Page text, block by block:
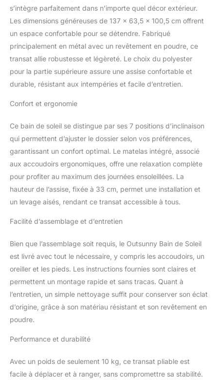
pour les saisons à venir.
maille, notre chaise
longue est idéale pour la
terrasse, la véranda, le
jardin et la piscine
CONCEPTION
longue d'extérieur se plie
terrasse ou dans le coffre
d'une voiture, ce qui la
rend idéale pour les
ET APPUI-TÊTE INCLUS :
Ce fauteuil inclinable
d'extérieur est équipé
d'un coussin et d'un
rembourrés de coton 3D
un meilleur maintien. Le
fauteuil à l'aide de
sangles afin d'éviter qu'il
ne bouge
SPÉCIFICATIONS :
verticale : 137L x 63,5l x
cm. Capacité de charge :
165 kg
s’intègre parfaitement dans n’importe quel décor extérieur.
Les dimensions généreuses de 137 x 63,5 x 100,5 cm offrent
un espace confortable pour se détendre. Fabriqué
principalement en métal avec un revêtement en poudre, ce
transat allie robustesse et légèreté. Le choix du polyester
pour la partie supérieure assure une assise confortable et
durable, résistant aux intempéries et facile d’entretien.
Confort et ergonomie
Ce bain de soleil se distingue par ses 7 positions d’inclinaison
qui permettent d’ajuster le dossier selon vos préférences,
garantissant un confort optimal. Le matelas intégré, associé
aux accoudoirs ergonomiques, offre une relaxation complète
pour profiter au maximum des journées ensoleillées. La
hauteur de l’assise, fixée à 33 cm, permet une installation et
un levage aisés, rendant ce transat accessible à tous.
Facilité d’assemblage et d’entretien
Bien que l’assemblage soit requis, le Outsunny Bain de Soleil
est livré avec tout le nécessaire, y compris les accoudoirs, un
oreiller et les pieds. Les instructions fournies sont claires et
permettent un montage rapide et sans tracas. Quant à
l’entretien, un simple nettoyage suffit pour conserver son éclat
d’origine, grâce à son matériau résistant et son revêtement en
poudre.
Performance et durabilité
Avec un poids de seulement 10 kg, ce transat pliable est
facile à déplacer et à ranger, sans compromettre sa stabilité.